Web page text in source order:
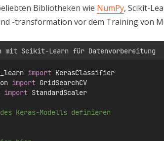
Bibliotheken wie NumPy, Scikit-
-transformation vor dem Training von
Scikit-Learn für Datenvorbereitung
import KerasClassifier
import GridSearchCV
import StandardScaler
Keras-Modells definieren